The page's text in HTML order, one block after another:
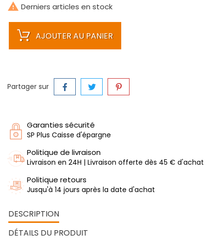
 Derniers articles en stock
AJOUTER AU PANIER
Partager sur
Garanties sécurité
SP Plus Caisse d'épargne
Politique de livraison
Livraison en 24H | Livraison offerte dès 45 € d'achat
Politique retours
Jusqu'à 14 jours après la date d'achat
DESCRIPTION
DÉTAILS DU PRODUIT